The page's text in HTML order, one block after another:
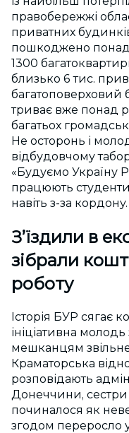
правобережжі
приватних
пошкоджено понад
1300
близько 6 тис.
багатоповерховий
триває вже понад
багатьох
Не осторонь і
відбудовчому
«Будуємо Україну
працюють студенти
навіть з-за кордону.
З’їздили в
зібрали
роботу
Історія БУР сягає
ініціативна
мешканцям
Краматорська
розповідають
Донеччини, сестри
починалося як
згодом переросло